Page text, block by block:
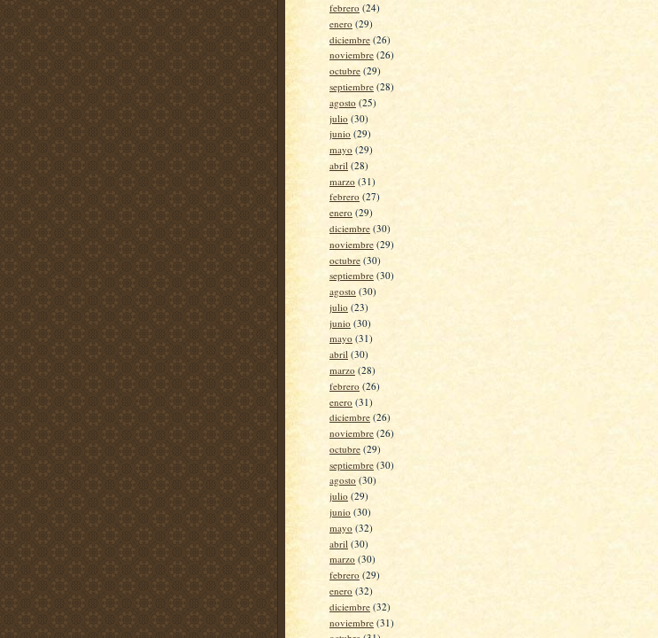
febrero (24)
enero (29)
diciembre (26)
noviembre (26)
octubre (29)
septiembre (28)
agosto (25)
julio (30)
junio (29)
mayo (29)
abril (28)
marzo (31)
febrero (27)
enero (29)
diciembre (30)
noviembre (29)
octubre (30)
septiembre (30)
agosto (30)
julio (23)
junio (30)
mayo (31)
abril (30)
marzo (28)
febrero (26)
enero (31)
diciembre (26)
noviembre (26)
octubre (29)
septiembre (30)
agosto (30)
julio (29)
junio (30)
mayo (32)
abril (30)
marzo (30)
febrero (29)
enero (32)
diciembre (32)
noviembre (31)